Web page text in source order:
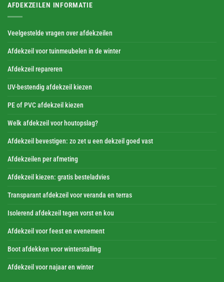
AFDEKZEILEN INFORMATIE
Veelgestelde vragen over afdekzeilen
Afdekzeil voor tuinmeubelen in de winter
Afdekzeil repareren
UV-bestendig afdekzeil kiezen
PE of PVC afdekzeil kiezen
Welk afdekzeil voor houtopslag?
Afdekzeil bevestigen: zo zet u een dekzeil goed vast
Afdekzeilen per afmeting
Afdekzeil kiezen: gratis besteladvies
Transparant afdekzeil voor veranda en terras
Isolerend afdekzeil tegen vorst en kou
Afdekzeil voor feest en evenement
Boot afdekken voor winterstalling
Afdekzeil voor najaar en winter